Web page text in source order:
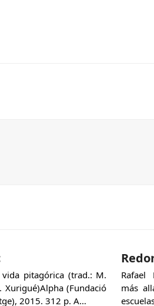
vida pitagórica (trad.: M.
Xurigué)Alpha (Fundació
2015. 312 p. A…
Rafael
más